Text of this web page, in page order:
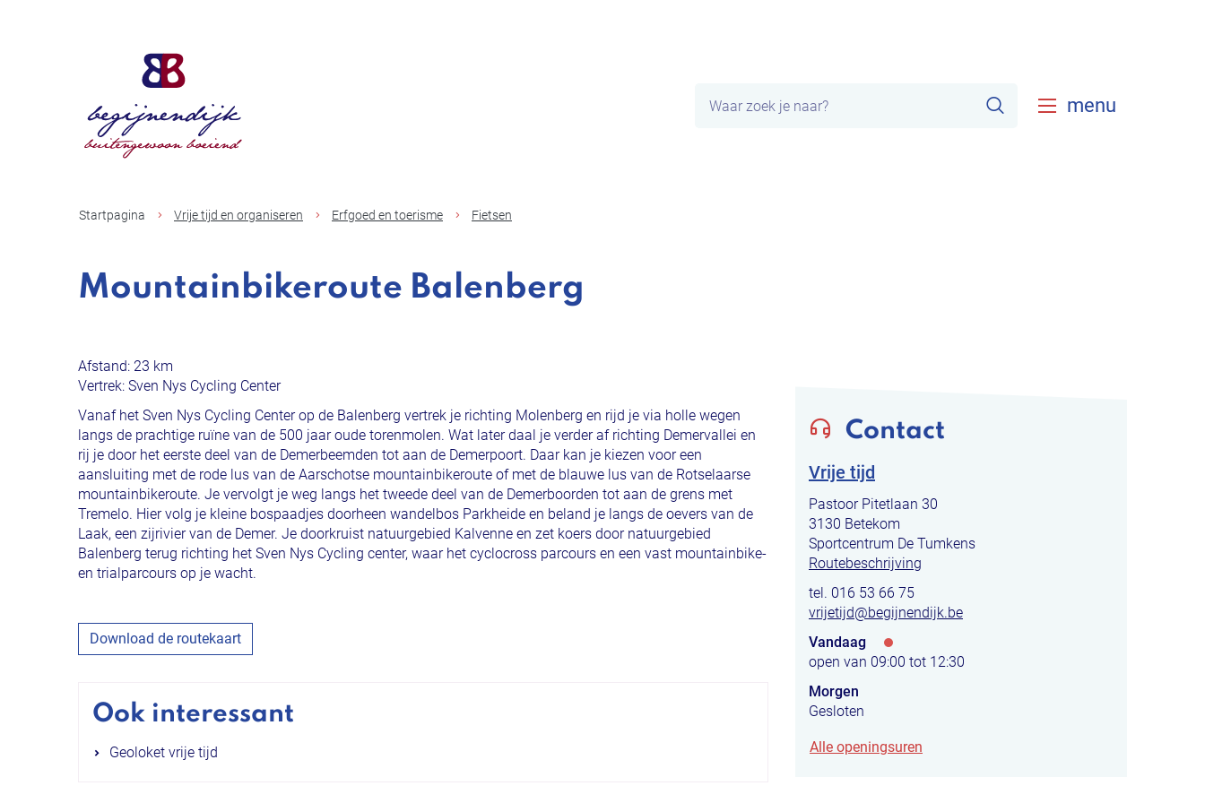
Gemeente
Begijnendijk
zoek
Zoeken menu
Startpagina Vrije tijd en organiseren Erfgoed en toerisme Fietsen
Mountainbikeroute Balenberg
Afstand: 23 km
Vertrek: Sven Nys Cycling Center
Vanaf het Sven Nys Cycling Center op de Balenberg vertrek je richting Molenberg en rijd je via holle wegen
langs de prachtige ruïne van de 500 jaar oude torenmolen. Wat later daal je verder af richting Demervallei en
rij je door het eerste deel van de Demerbeemden tot aan de Demerpoort. Daar kan je kiezen voor een
aansluiting met de rode lus van de Aarschotse mountainbikeroute of met de blauwe lus van de Rotselaarse
mountainbikeroute. Je vervolgt je weg langs het tweede deel van de Demerboorden tot aan de grens met
Tremelo. Hier volg je kleine bospaadjes doorheen wandelbos Parkheide en beland je langs de oevers van de
Laak, een zijrivier van de Demer. Je doorkruist natuurgebied Kalvenne en zet koers door natuurgebied
Balenberg terug richting het Sven Nys Cycling center, waar het cyclocross parcours en een vast mountainbike-
en trialparcours op je wacht.
Download de routekaart
Ook interessant
Geoloket vrije tijd
Contact
Vrije tijd
Adres
Pastoor Pitetlaan 30
,3130 Betekom
Sportcentrum De Tumkens
Routebeschrijving
tel. 016 53 66 75
E-
vrijetijd@begijnendijk.be
Openingsuren
Vandaag
open van 09:00 tot 12:30
Morgen
Gesloten
Alle openingsuren